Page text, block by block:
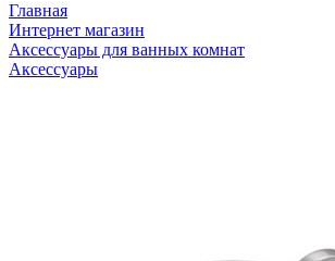
Главная
Интернет магазин
Аксессуары для ванных комнат
Аксессуары